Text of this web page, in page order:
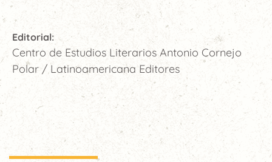
Editorial:
Centro de Estudios Literarios Antonio Cornejo
Polar / Latinoamericana Editores